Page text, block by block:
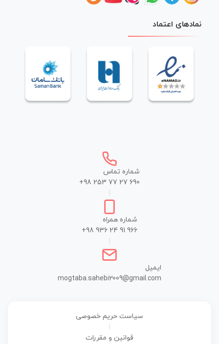
نمادهای اعتماد
شماره تماس
+98 253 77 27 690
شماره همراه
+98 936 24 91 966
ایمیل
mogtaba.sahebi2009@gmail.com
سیاست حریم خصوصی
قوانین و مقررات